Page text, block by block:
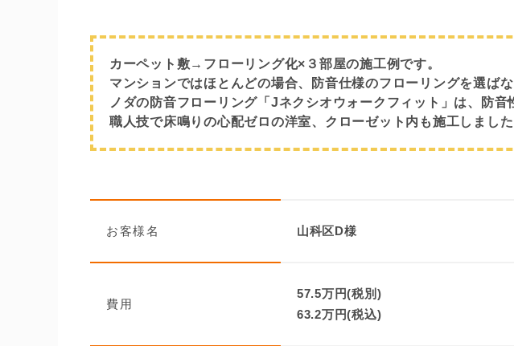
カーペット敷→フローリング化×３部屋の施工例です。
マンションではほとんどの場合、防音仕様のフローリングを選ば
ノダの防音フローリング「Jネクシオウォークフィット」は、防
職人技で床鳴りの心配ゼロの洋室、クローゼット内も施工しました
お客様名 山科区D様
費用
57.5万円(税別)
63.2万円(税込)